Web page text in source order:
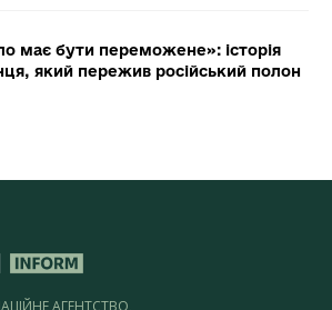
має бути переможене»: історія
який пережив російський полон